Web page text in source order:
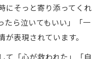
にそっと寄り添ってくれ
たら泣いてもいい」「一
表現されています。
て「心が救われた」「自